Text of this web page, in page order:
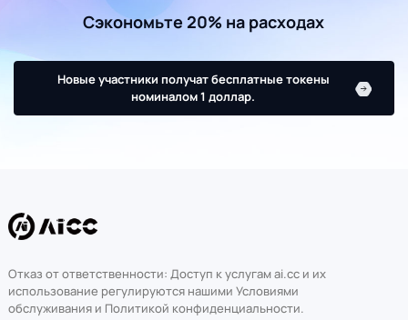
Сэкономьте 20% на расходах
Новые участники получат бесплатные токены
номиналом 1 доллар.
Отказ от ответственности: Доступ к услугам ai.cc и их
использование регулируются нашими Условиями
обслуживания и Политикой конфиденциальности.